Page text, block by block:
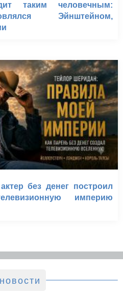
таким человечным:
Эйнштейном,
без денег построил
империю